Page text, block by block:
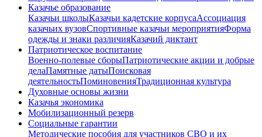
Казачье образование
Казачьи школыКазачьи кадетские корпусаАссоциация
казачьих вузовСпортивные казачьи мероприятияФорма
одежды и знаки различияКазачий диктант
Патриотическое воспитание
Военно-полевые сборыПатриотические акции и добрые
делаПамятные датыПоисковая
деятельностьПоминовенияТрадиционная культура
Духовные основы жизни
Казачья экономика
Мобилизационный резерв
Социальные гарантии
Методические пособия для участников СВО и их